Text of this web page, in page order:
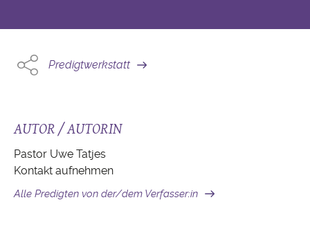
Predigtwerkstatt
AUTOR / AUTORIN
Pastor Uwe Tatjes
Kontakt aufnehmen
Alle Predigten von der/dem Verfasser:in